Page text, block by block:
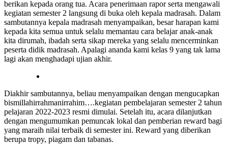
berikan kepada orang tua. Acara penerimaan rapor serta mengawali
kegiatan semester 2 langsung di buka oleh kepala madrasah. Dalam
sambutannya kepala madrasah menyampaikan, besar harapan kami
kepada kita semua untuk selalu memantau cara belajar anak-anak
kita dirumah, ibadah serta sikap mereka yang selalu mencerminkan
peserta didik madrasah. Apalagi ananda kami kelas 9 yang tak lama
lagi akan menghadapi ujian akhir.
Diakhir sambutannya, beliau menyampaikan dengan mengucapkan
bismillahirrahmanirrahim….kegiatan pembelajaran semester 2 tahun
pelajaran 2022-2023 resmi dimulai. Setelah itu, acara dilanjutkan
dengan mengumumkan pemuncak lokal dan pemberian reward bagi
yang maraih nilai terbaik di semester ini. Reward yang diberikan
berupa tropy, piagam dan tabanas.